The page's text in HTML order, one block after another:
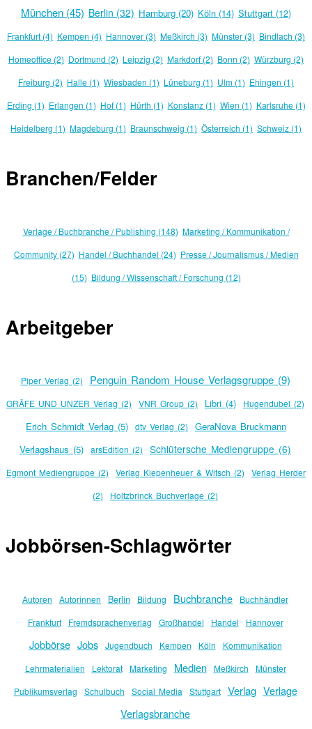
München (45) Berlin (32) Hamburg (20) Köln (14) Stuttgart (12)
Frankfurt (4) Kempen (4) Hannover (3) Meßkirch (3) Münster (3) Bindlach (3)
Homeoffice (2) Dortmund (2) Leipzig (2) Markdorf (2) Bonn (2) Würzburg (2)
Freiburg (2) Halle (1) Wiesbaden (1) Lüneburg (1) Ulm (1) Ehingen (1)
Erding (1) Erlangen (1) Hof (1) Hürth (1) Konstanz (1) Wien (1) Karlsruhe (1)
Heidelberg (1) Magdeburg (1) Braunschweig (1) Österreich (1) Schweiz (1)
Branchen/Felder
Verlage / Buchbranche / Publishing (148) Marketing / Kommunikation /
Community (27) Handel / Buchhandel (24) Presse / Journalismus / Medien
(15) Bildung / Wissenschaft / Forschung (12)
Arbeitgeber
Piper Verlag (2) Penguin Random House Verlagsgruppe (9)
GRÄFE UND UNZER Verlag (2) VNR Group (2) Libri (4) Hugendubel (2)
Erich Schmidt Verlag (5) dtv Verlag (2)
GeraNova Bruckmann
Verlagshaus (5) arsEdition (2) Schlütersche Mediengruppe (6)
Egmont Mediengruppe (2) Verlag Kiepenheuer & Witsch (2)
Verlag Herder
(2)
Holtzbrinck Buchverlage (2)
Jobbörsen-Schlagwörter
Autoren Autorinnen Berlin Bildung Buchbranche
Buchhändler
Frankfurt
Fremdsprachenverlag Großhandel Handel Hannover
Jobbörse Jobs Jugendbuch Kempen Köln
Kommunikation
Lehrmaterialien
Lektorat Marketing Medien Meßkirch
Münster
Publikumsverlag
Schulbuch Social Media Stuttgart Verlag Verlage
Verlagsbranche